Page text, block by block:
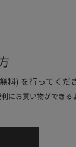
料) を行ってくだ
にお買い物ができる